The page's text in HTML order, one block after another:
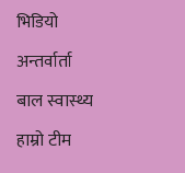
भिडियो
अन्तर्वार्ता
बाल स्वास्थ्य
हाम्रो टीम